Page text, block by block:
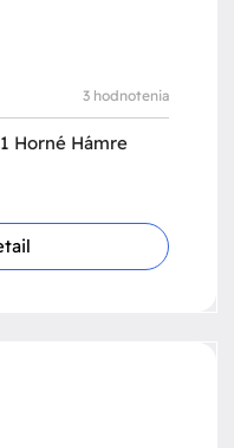
3 hodnotenia
Horné Hámre